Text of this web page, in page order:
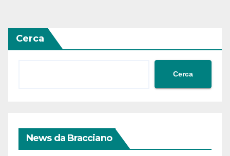
Cerca
Cerca
News da Bracciano